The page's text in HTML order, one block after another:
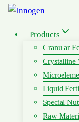
Skip
content Products
Granular
Crystalline
Liquid
Special
Raw